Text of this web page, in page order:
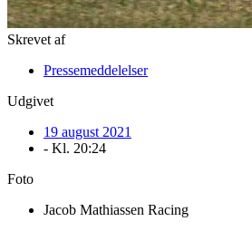
Skrevet af
Pressemeddelelser
Udgivet
19 august 2021
- Kl. 20:24
Foto
Jacob Mathiassen Racing